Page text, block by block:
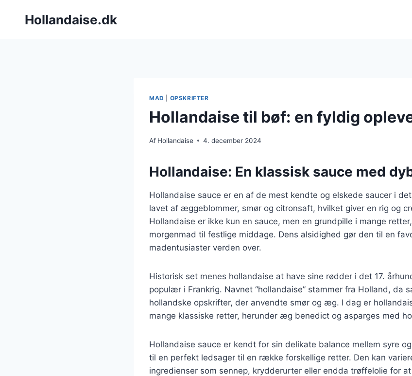
Hollandaise.dk
MAD OPSKRIFTER
Hollandaise til bøf: en fyldig
Af Hollandaise 4. december 2024
Hollandaise: En klassisk sauce med
Hollandaise sauce er en af de mest kendte og elskede saucer i
lavet af æggeblommer, smør og citronsaft, hvilket giver en rig og
Hollandaise er ikke kun en sauce, men en grundpille i mange
morgenmad til festlige middage. Dens alsidighed gør den til en
madentusiaster verden over.
Historisk set menes hollandaise at have sine rødder i det 17.
populær i Frankrig. Navnet “hollandaise” stammer fra Holland, da
hollandske opskrifter, der anvendte smør og æg. I dag er
mange klassiske retter, herunder æg benedict og asparges med
Hollandaise sauce er kendt for sin delikate balance mellem syre
til en perfekt ledsager til en række forskellige retter. Den kan
ingredienser som sennep, krydderurter eller endda trøffelolie for